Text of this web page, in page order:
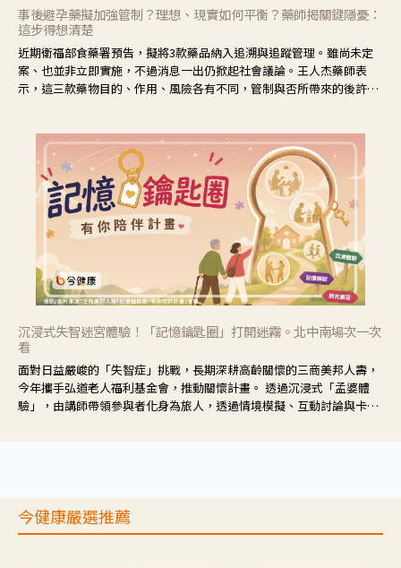
事後避孕藥擬加強管制？理想、現實如何平衡？藥師揭關鍵隱憂：
這步得想清楚
近期衛福部食藥署預告，擬將3款藥品納入追溯與追蹤管理。雖尚未定
案、也並非立即實施，不過消息一出仍掀起社會議論。王人杰藥師表
示，這三款藥物目的、作用、風險各有不同，管制與否所帶來的後許影
沉浸式失智迷宮體驗！「記憶鑰匙圈」打開迷霧。北中南場次一次
看
面對日益嚴峻的「失智症」挑戰，長期深耕高齡關懷的三商美邦人壽，
今年攜手弘道老人福利基金會，推動關懷計畫。 透過沉浸式「孟婆體
驗」，由講師帶領參與者化身為旅人，透過情境模擬、互動討論與卡牌
今健康嚴選推薦